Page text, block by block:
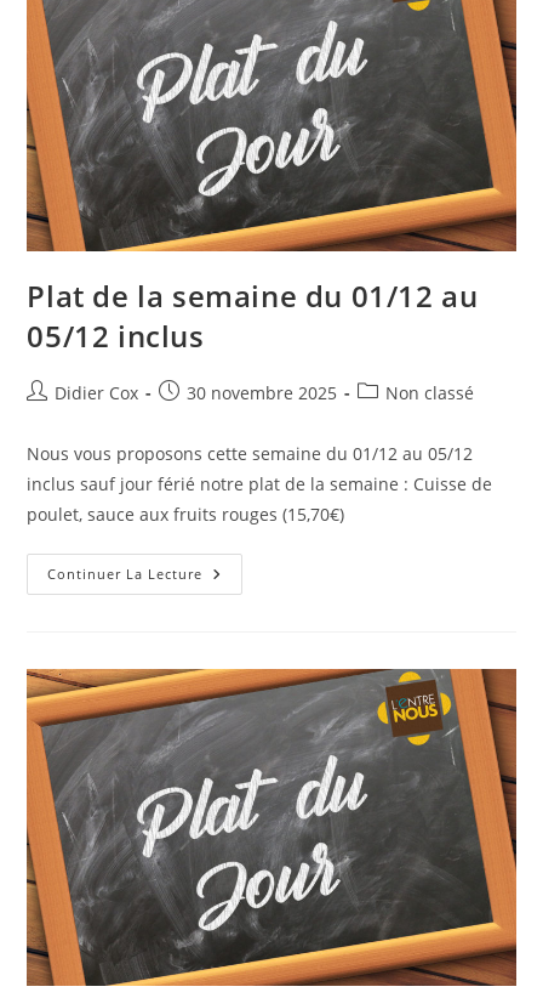
Plat de la semaine du 01/12 au
05/12 inclus
Didier Cox 30 novembre 2025 Non classé
Nous vous proposons cette semaine du 01/12 au 05/12
inclus sauf jour férié notre plat de la semaine : Cuisse de
poulet, sauce aux fruits rouges (15,70€)
Continuer La Lecture